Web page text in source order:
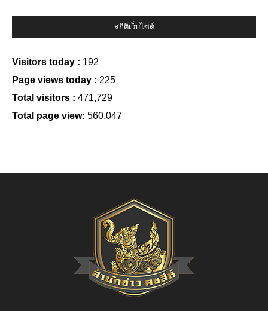
สถิติเว็บไซต์
Visitors today : 192
Page views today : 225
Total visitors : 471,729
Total page view: 560,047